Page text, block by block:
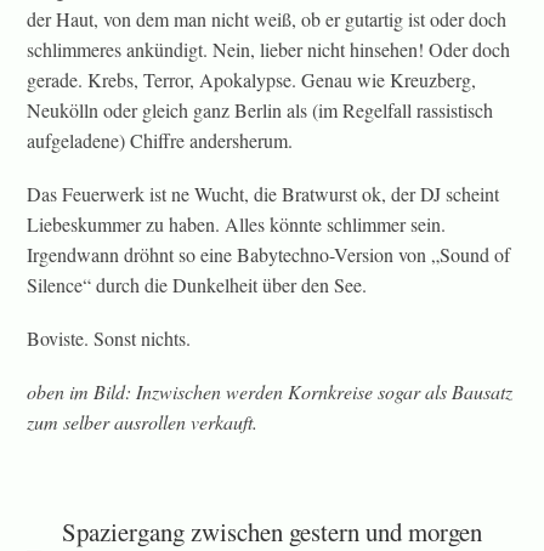
der Haut, von dem man nicht weiß, ob er gutartig ist oder doch
schlimmeres ankündigt. Nein, lieber nicht hinsehen! Oder doch
gerade. Krebs, Terror, Apokalypse. Genau wie Kreuzberg,
Neukölln oder gleich ganz Berlin als (im Regelfall rassistisch
aufgeladene) Chiffre andersherum.
Das Feuerwerk ist ne Wucht, die Bratwurst ok, der DJ scheint
Liebeskummer zu haben. Alles könnte schlimmer sein.
Irgendwann dröhnt so eine Babytechno-Version von „Sound of
Silence“ durch die Dunkelheit über den See.
Boviste. Sonst nichts.
oben im Bild: Inzwischen werden Kornkreise sogar als Bausatz
zum selber ausrollen verkauft.
Spaziergang zwischen gestern und morgen